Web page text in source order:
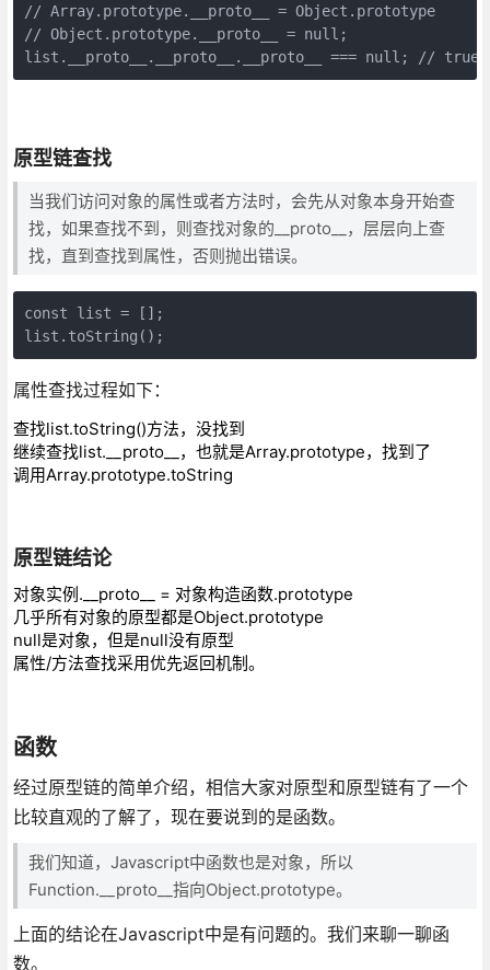
// Array.prototype.__proto__ = Object.prototype
// Object.prototype.__proto__ = null;
list.__proto__.__proto__.__proto__ === null; // true
原型链查找
当我们访问对象的属性或者方法时，会先从对象本身开始查
找，如果查找不到，则查找对象的__proto__，层层向上查
找，直到查找到属性，否则抛出错误。
const list = [];
list.toString();
属性查找过程如下：
查找list.toString()方法，没找到
继续查找list.__proto__，也就是Array.prototype，找到了
调用Array.prototype.toString
原型链结论
对象实例.__proto__ = 对象构造函数.prototype
几乎所有对象的原型都是Object.prototype
null是对象，但是null没有原型
属性/方法查找采用优先返回机制。
函数
经过原型链的简单介绍，相信大家对原型和原型链有了一个
比较直观的了解了，现在要说到的是函数。
我们知道，Javascript中函数也是对象，所以
Function.__proto__指向Object.prototype。
上面的结论在Javascript中是有问题的。我们来聊一聊函
数。